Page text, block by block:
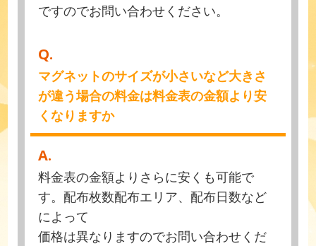
ですのでお問い合わせください。
Q.
マグネットのサイズが小さいなど大きさ
が違う場合の料金は料金表の金額より安
くなりますか
A.
料金表の金額よりさらに安くも可能で
す。配布枚数配布エリア、配布日数など
によって
価格は異なりますのでお問い合わせくだ